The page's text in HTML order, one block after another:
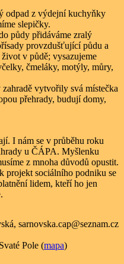
odpad z výdejní kuchyňky
slepičky.
půdy přidáváme zralý
provzdušťující půdu a
v půdě; vysazujeme
čmeláky, motýly, můry,
zahradě vytvořily svá místečka
přehrady, budují domy,
I nám se v průběhu roku
u ČÁPA. Myšlenku
z mnoha důvodů opustit.
projekt sociálního podniku se
lidem, kteří ho jen
sarnovska.cap@seznam.cz
Pole (mapa)